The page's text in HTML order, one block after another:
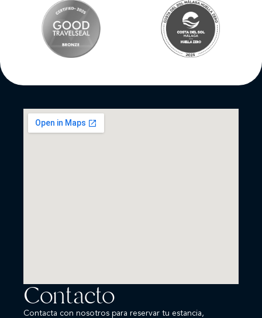
Contacto
Contacta con nosotros para reservar tu estancia,